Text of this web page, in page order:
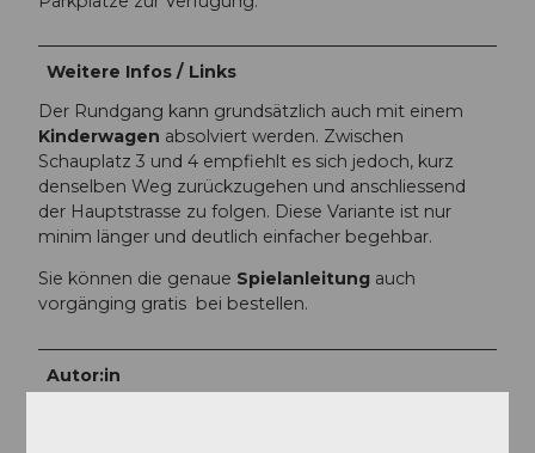
Weitere Infos / Links
Der Rundgang kann grundsätzlich auch mit einem
Kinderwagen absolviert werden. Zwischen
Schauplatz 3 und 4 empfiehlt es sich jedoch, kurz
denselben Weg zurückzugehen und anschliessend
der Hauptstrasse zu folgen. Diese Variante ist nur
minim länger und deutlich einfacher begehbar.
Sie können die genaue Spielanleitung auch
vorgänging gratis bei bestellen.
Autor:in